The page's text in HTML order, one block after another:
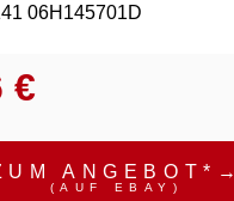
06H145701D
€
ANGEBOT*→
(AUF EBAY)